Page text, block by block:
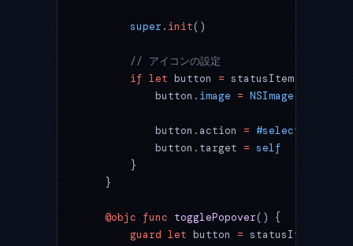
        super
. init()
        // アイコンの設定
        if
let button = statusItem.button {
            button.
image = NSImage(
            button.action
= #selector
            button.target
= self
        }
    }
    @objc
func togglePopover() {
        guard
let button =